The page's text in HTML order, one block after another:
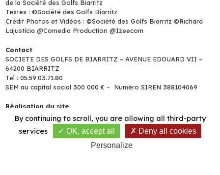
de la Société des Golfs Biarritz
Textes : ©Société des Golfs Biarritz
Crédit Photos et Vidéos : ©Société des Golfs Biarritz ©Richard
Lajusticia @Comedia Production @Izeecom
Contact
SOCIETE DES GOLFS DE BIARRITZ – AVENUE EDOUARD VII –
64200 BIARRITZ
Tel : 05.59.03.71.80
SEM au capital social 300 000 € – Numéro SIREN 388104069
Réalisation du site
DGS/ NBC SPORTNEXT -https://www.dgsgolf.com/avec la plate-
forme
By continuing to scroll, you are allowing all third-party
services
OK, accept all
Deny all cookies
Personalize